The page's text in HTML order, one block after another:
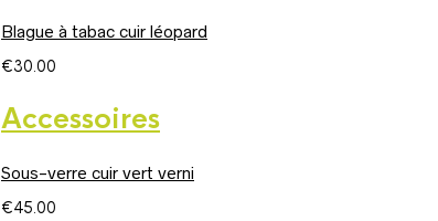
Blague à tabac cuir léopard
€30.00
Accessoires
Sous-verre cuir vert verni
€45.00